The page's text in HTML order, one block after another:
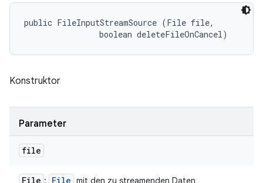
public FileInputStreamSource (File file,
                boolean deleteFileOnCancel)
Konstruktor
Parameter
file
File : File mit den zu streamenden Daten